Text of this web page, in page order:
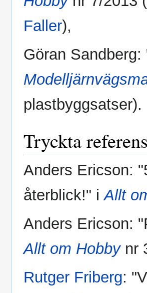
Faller),
Göran
plastbyggsatser).
Tryckta
Anders Ericson:
återblick!" iAllt
Anders Ericson:
Allt om Hobbynr
Rutger Friberg: